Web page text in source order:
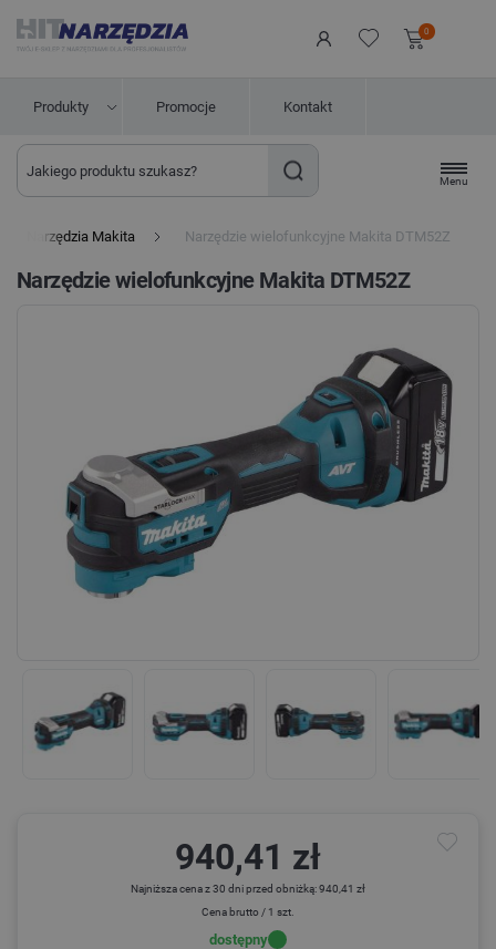
0
Produkty Promocje Kontakt
Menu
Narzędzia Makita Narzędzie wielofunkcyjne Makita DTM52Z
Narzędzie wielofunkcyjne Makita DTM52Z
940,41 zł
Najniższa cena z 30 dni przed obniżką: 940,41 zł
Cena brutto / 1 szt.
dostępny